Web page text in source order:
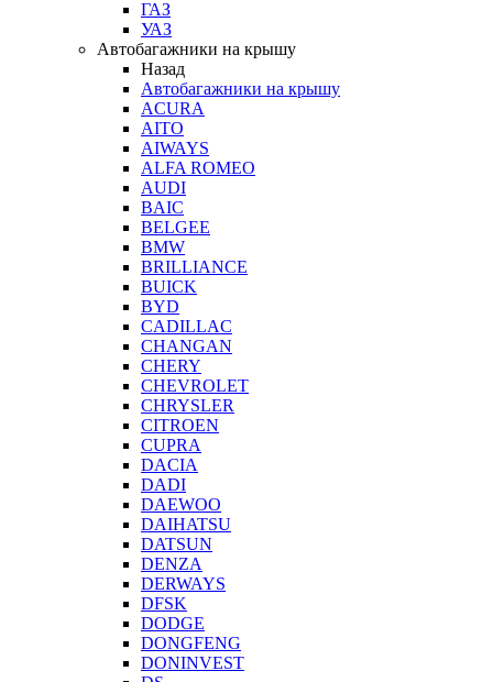
ГАЗ
УАЗ
Автобагажники на крышу
Назад
Автобагажники на крышу
ACURA
AITO
AIWAYS
ALFA ROMEO
AUDI
BAIC
BELGEE
BMW
BRILLIANCE
BUICK
BYD
CADILLAC
CHANGAN
CHERY
CHEVROLET
CHRYSLER
CITROEN
CUPRA
DACIA
DADI
DAEWOO
DAIHATSU
DATSUN
DENZA
DERWAYS
DFSK
DODGE
DONGFENG
DONINVEST